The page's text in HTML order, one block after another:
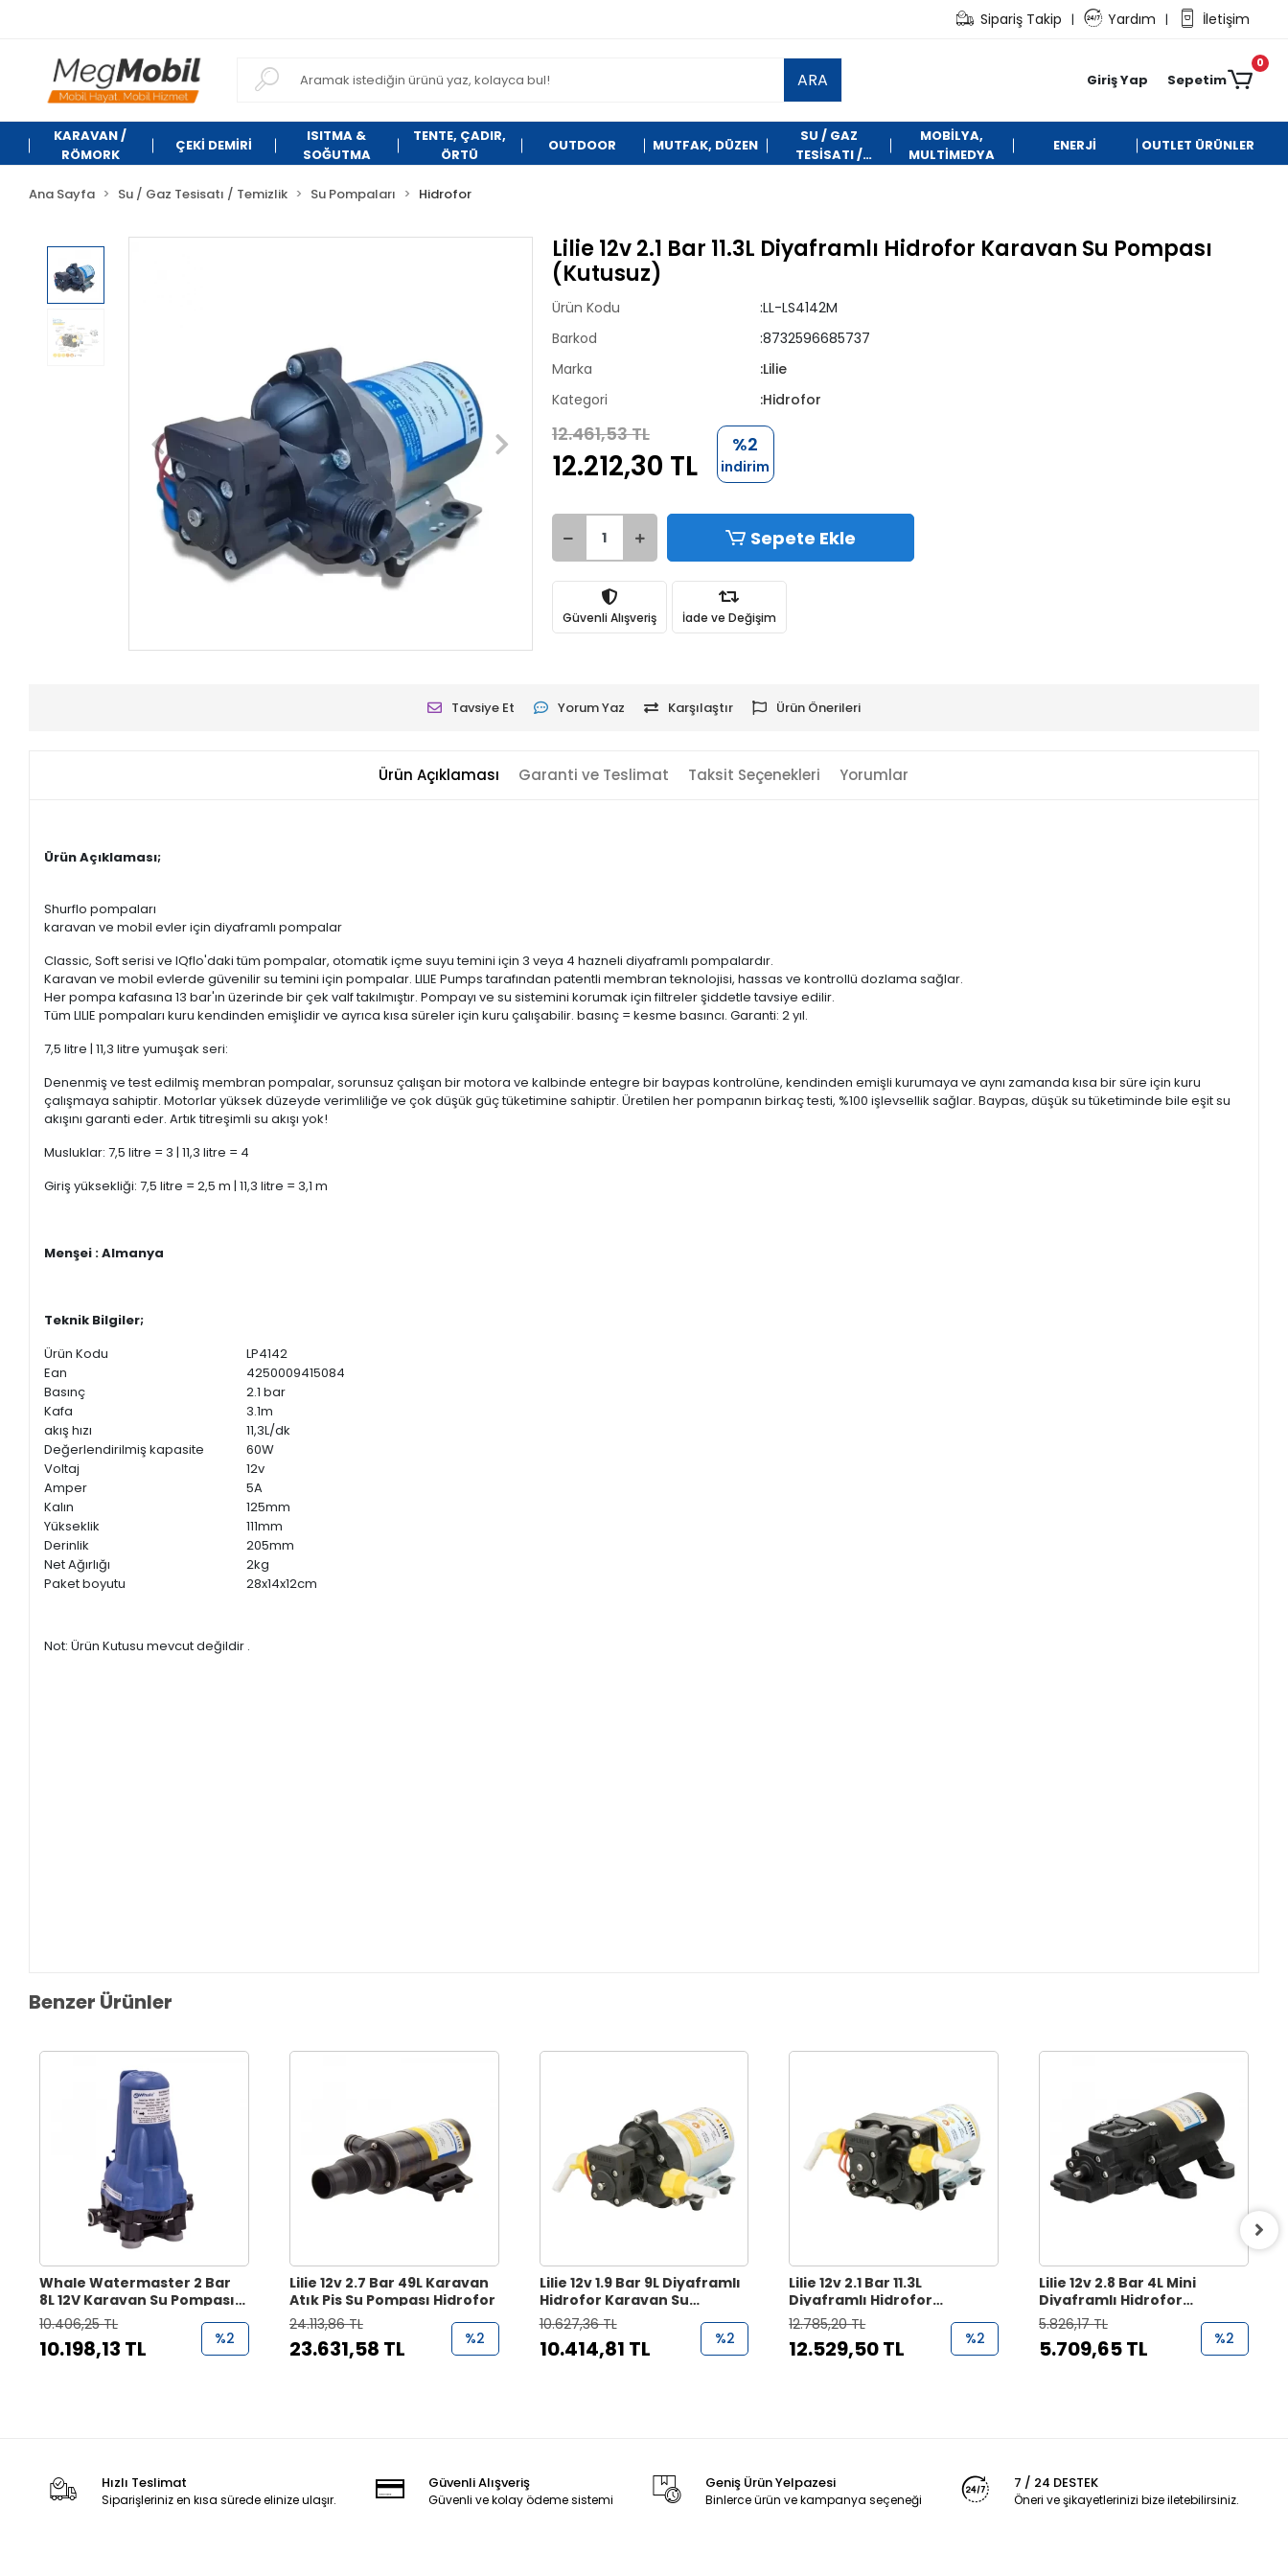
Sipariş Takip | Yardım | İletişim
ARA Giriş Yap Sepetim
0
KARAVAN /
RÖMORK
ÇEKİ DEMİRİ
ISITMA &
SOĞUTMA
TENTE, ÇADIR,
ÖRTÜ
OUTDOOR MUTFAK, DÜZEN
SU / GAZ
TESİSATI /
MOBİLYA,
MULTİMEDYA
ENERJİ OUTLET ÜRÜNLER
Ana Sayfa Su / Gaz Tesisatı / Temizlik Su Pompaları Hidrofor
Lilie 12v 2.1 Bar 11.3L Diyaframlı Hidrofor Karavan Su Pompası
(Kutusuz)
Ürün Kodu
:LL-LS4142M
Barkod
:8732596685737
Marka
:Lilie
Kategori
:Hidrofor
12.461,53 TL
12.212,30 TL
%2
indirim
Sepete Ekle
Güvenli Alışveriş İade ve Değişim
Tavsiye Et Yorum Yaz Karşılaştır Ürün Önerileri
Ürün Açıklaması Garanti ve Teslimat Taksit Seçenekleri Yorumlar
Ürün Açıklaması;
Shurflo pompaları
karavan ve mobil evler için diyaframlı pompalar
Classic, Soft serisi ve IQflo'daki tüm pompalar, otomatik içme suyu temini için 3 veya 4 hazneli diyaframlı pompalardır.
Karavan ve mobil evlerde güvenilir su temini için pompalar. LILIE Pumps tarafından patentli membran teknolojisi, hassas ve kontrollü dozlama sağlar.
Her pompa kafasına 13 bar'ın üzerinde bir çek valf takılmıştır. Pompayı ve su sistemini korumak için filtreler şiddetle tavsiye edilir.
Tüm LILIE pompaları kuru kendinden emişlidir ve ayrıca kısa süreler için kuru çalışabilir. basınç = kesme basıncı. Garanti: 2 yıl.
7,5 litre | 11,3 litre yumuşak seri:
Denenmiş ve test edilmiş membran pompalar, sorunsuz çalışan bir motora ve kalbinde entegre bir baypas kontrolüne, kendinden emişli kurumaya ve aynı zamanda kısa bir süre için kuru
çalışmaya sahiptir. Motorlar yüksek düzeyde verimliliğe ve çok düşük güç tüketimine sahiptir. Üretilen her pompanın birkaç testi, %100 işlevsellik sağlar. Baypas, düşük su tüketiminde bile eşit su
akışını garanti eder. Artık titreşimli su akışı yok!
Musluklar: 7,5 litre = 3 | 11,3 litre = 4
Giriş yüksekliği: 7,5 litre = 2,5 m | 11,3 litre = 3,1 m
Menşei : Almanya
Teknik Bilgiler;
Ürün Kodu
LP4142
Ean
4250009415084
Basınç
2.1 bar
Kafa
3.1m
akış hızı
11,3L/dk
Değerlendirilmiş kapasite
60W
Voltaj
12v
Amper
5A
Kalın
125mm
Yükseklik
111mm
Derinlik
205mm
Net Ağırlığı
2kg
Paket boyutu
28x14x12cm
Not: Ürün Kutusu mevcut değildir .
Benzer Ürünler
Whale Watermaster 2 Bar
8L 12V Karavan Su Pompası
Hidrofor
10.406,25 TL
10.198,13 TL %2
Lilie 12v 2.7 Bar 49L Karavan
Atık Pis Su Pompası Hidrofor
24.113,86 TL
23.631,58 TL %2
Lilie 12v 1.9 Bar 9L Diyaframlı
Hidrofor Karavan Su
Pompası
10.627,36 TL
10.414,81 TL %2
Lilie 12v 2.1 Bar 11.3L
Diyaframlı Hidrofor
Karavan Su Pompası
12.785,20 TL
12.529,50 TL %2
Lilie 12v 2.8 Bar 4L Mini
Diyaframlı Hidrofor
Karavan Su Pompası
5.826,17 TL
5.709,65 TL %2
Hızlı Teslimat
Siparişleriniz en kısa sürede elinize ulaşır.
Güvenli Alışveriş
Güvenli ve kolay ödeme sistemi
Geniş Ürün Yelpazesi
Binlerce ürün ve kampanya seçeneği
7 / 24 DESTEK
Öneri ve şikayetlerinizi bize iletebilirsiniz.